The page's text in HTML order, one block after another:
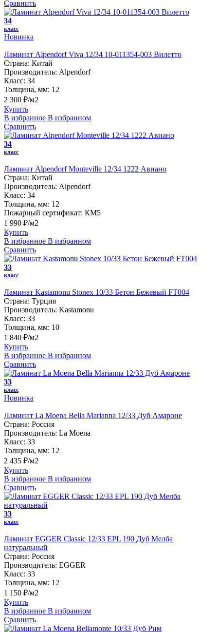
Сравнить
34
класс
Новинка
Ламинат Alpendorf Viva 12/34 10-011354-003 Вилетто
Страна: Китай
Производитель: Alpendorf
Класс: 34
Толщина, мм: 12
2 300 ₽/м2
Купить
В избранное В избранном
Сравнить
34
класс
Ламинат Alpendorf Monteville 12/34 1222 Авиано
Страна: Китай
Производитель: Alpendorf
Класс: 34
Толщина, мм: 12
Пожарный сертификат: КМ5
1 990 ₽/м2
Купить
В избранное В избранном
Сравнить
33
класс
Ламинат Kastamonu Stonex 10/33 Бетон Бежевый FT004
Страна: Турция
Производитель: Kastamonu
Класс: 33
Толщина, мм: 10
1 840 ₽/м2
Купить
В избранное В избранном
Сравнить
33
класс
Новинка
Ламинат La Moena Bella Marianna 12/33 Дуб Амароне
Страна: Россия
Производитель: La Moena
Класс: 33
Толщина, мм: 12
2 435 ₽/м2
Купить
В избранное В избранном
Сравнить
33
класс
Ламинат EGGER Classic 12/33 EPL 190 Дуб Мелба
натуральный
Страна: Россия
Производитель: EGGER
Класс: 33
Толщина, мм: 12
1 150 ₽/м2
Купить
В избранное В избранном
Сравнить